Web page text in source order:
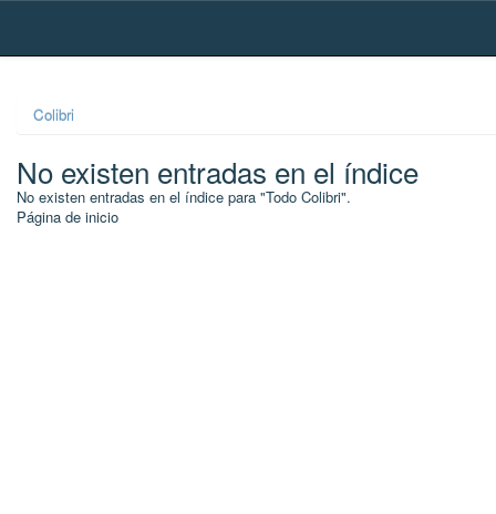
Skip
Colibri
No existen entradas en el índice
No existen entradas en el índice para "Todo Colibri".
Página de inicio